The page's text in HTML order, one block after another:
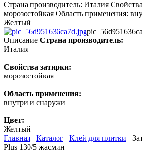
Страна производитель: Италия
морозостойкая Область применения:
Желтый
Описание Страна производитель:
Италия
Свойства затирки:
морозостойкая
Область применения:
внутри и снаружи
Цвет:
Желтый
Главная
Каталог Клей для плитки
Plus 130/5 жасмин